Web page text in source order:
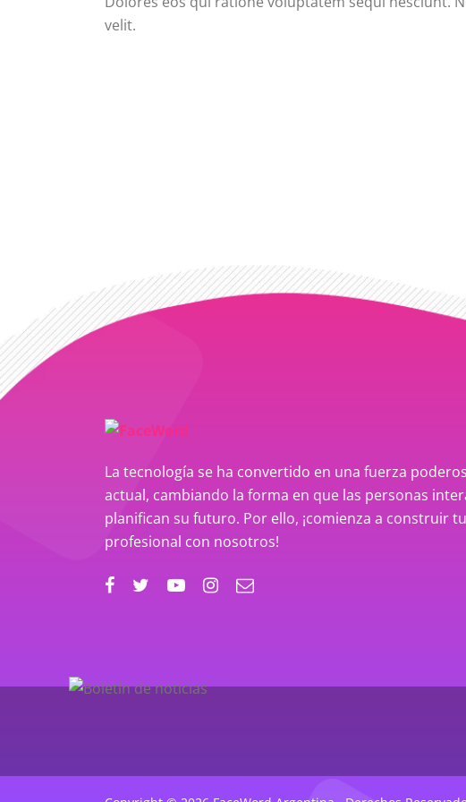
velit.
La tecnología se ha convertido en una fuerza
actual, cambiando la forma en que las personas
planifican su futuro. Por ello, ¡comienza a construir
profesional con nosotros!